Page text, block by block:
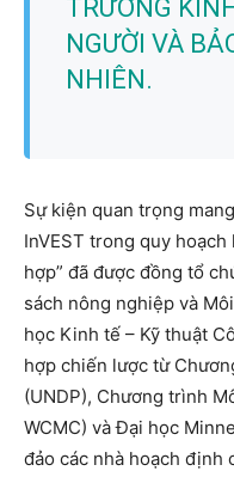
TRƯỞNG
NGƯỜI VÀ
NHIÊN.
Sự kiện quan trọng
InVEST trong quy
hợp” đã được đồng tổ
sách nông nghiệp và
học Kinh tế – Kỹ thuật
hợp chiến lược từ
(UNDP), Chương trình
WCMC) và Đại học
đảo các nhà hoạch định